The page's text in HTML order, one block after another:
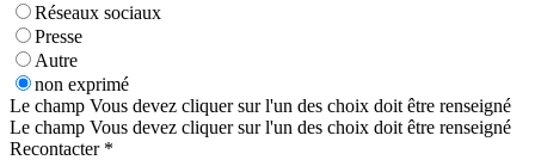
Réseaux sociaux
Presse
Autre
non exprimé
Le champ Vous devez cliquer sur l'un des choix doit être renseigné
Le champ Vous devez cliquer sur l'un des choix doit être renseigné
Recontacter *